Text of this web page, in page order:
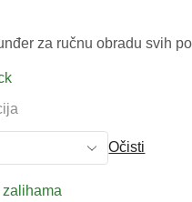
za ručnu obradu svih
Očisti